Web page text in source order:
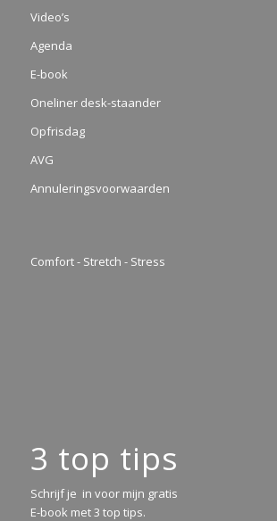
Video’s
Agenda
E-book
Oneliner desk-staander
Opfrisdag
AVG
Annuleringsvoorwaarden
Comfort - Stretch - Stress
3 top tips
Schrijf je in voor mijn gratis
E-book met 3 top tips.